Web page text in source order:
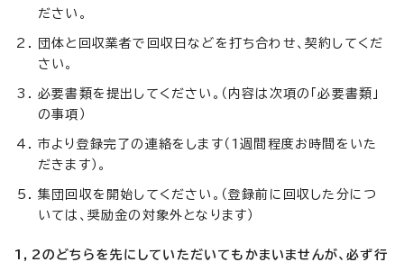
ださい。
団体と回収業者で回収日などを打ち合わせ、契約してくだ
さい。
必要書類を提出してください。（内容は次項の「必要書類」
の事項）
市より登録完了の連絡をします（1週間程度お時間をいた
だきます）。
集団回収を開始してください。（登録前に回収した分につ
いては、奨励金の対象外となります）
1，2のどちらを先にしていただいてもかまいませんが、必ず行